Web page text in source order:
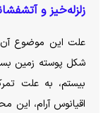
زلزله‌خیز و
علت این موضوع آن
شکل پوسته زمین
بیستم، به علت
اقیانوس آرام، این